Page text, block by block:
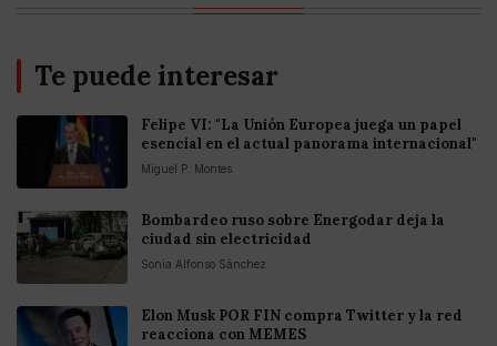
Te puede interesar
Felipe VI: "La Unión Europea juega un papel
esencial en el actual panorama internacional"
Miguel P. Montes
Bombardeo ruso sobre Energodar deja la
ciudad sin electricidad
Sonia Alfonso Sánchez
Elon Musk POR FIN compra Twitter y la red
reacciona con MEMES